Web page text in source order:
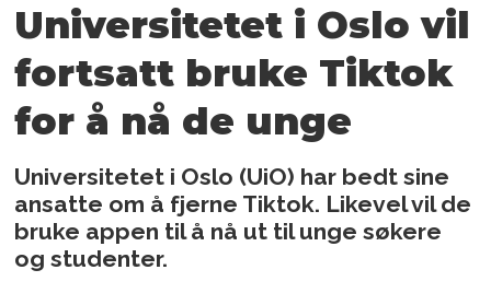
Universitetet i Oslo vil
fortsatt bruke Tiktok
for å nå de unge
Universitetet i Oslo (UiO) har bedt sine
ansatte om å fjerne Tiktok. Likevel vil de
bruke appen til å nå ut til unge søkere
og studenter.